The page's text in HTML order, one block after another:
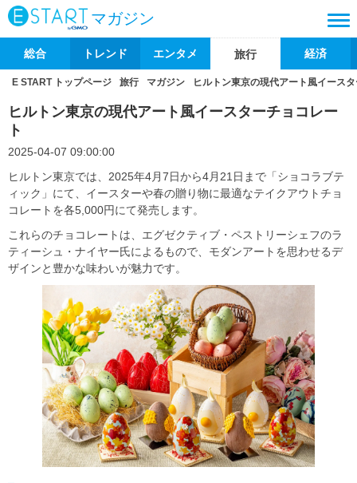
マガジン
総合 トレンド エンタメ 旅行 経済
E START トップページ 旅行 マガジン ヒルトン東京の現代アート風イース
ヒルトン東京の現代アート風イースターチョコレー
ト
2025-04-07 09:00:00
ヒルトン東京では、2025年4月7日から4月21日まで「ショコラブテ
ィック」にて、イースターや春の贈り物に最適なテイクアウトチョ
コレートを各5,000円にて発売します。
これらのチョコレートは、エグゼクティブ・ペストリーシェフのラ
ティーシュ・ナイヤー氏によるもので、モダンアートを思わせるデ
ザインと豊かな味わいが魅力です。